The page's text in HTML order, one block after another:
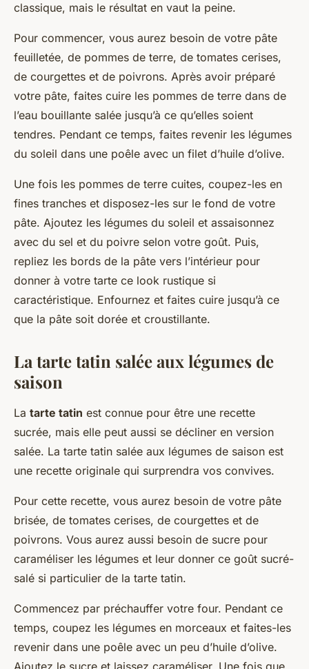
classique, mais le résultat en vaut la peine.
Pour commencer, vous aurez besoin de votre pâte
feuilletée, de pommes de terre, de tomates cerises,
de courgettes et de poivrons. Après avoir préparé
votre pâte, faites cuire les pommes de terre dans de
l’eau bouillante salée jusqu’à ce qu’elles soient
tendres. Pendant ce temps, faites revenir les légumes
du soleil dans une poêle avec un filet d’huile d’olive.
Une fois les pommes de terre cuites, coupez-les en
fines tranches et disposez-les sur le fond de votre
pâte. Ajoutez les légumes du soleil et assaisonnez
avec du sel et du poivre selon votre goût. Puis,
repliez les bords de la pâte vers l’intérieur pour
donner à votre tarte ce look rustique si
caractéristique. Enfournez et faites cuire jusqu’à ce
que la pâte soit dorée et croustillante.
La tarte tatin salée aux légumes de
saison
La tarte tatin est connue pour être une recette
sucrée, mais elle peut aussi se décliner en version
salée. La tarte tatin salée aux légumes de saison est
une recette originale qui surprendra vos convives.
Pour cette recette, vous aurez besoin de votre pâte
brisée, de tomates cerises, de courgettes et de
poivrons. Vous aurez aussi besoin de sucre pour
caraméliser les légumes et leur donner ce goût sucré-
salé si particulier de la tarte tatin.
Commencez par préchauffer votre four. Pendant ce
temps, coupez les légumes en morceaux et faites-les
revenir dans une poêle avec un peu d’huile d’olive.